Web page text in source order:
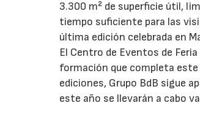
3.300 m² de superficie útil,
tiempo suficiente para las
última edición celebrada en
El Centro de Eventos de
formación que completa
ediciones, Grupo BdB sigue
este año se llevarán a cabo